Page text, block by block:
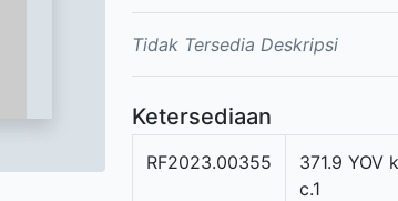
Tidak Tersedia Deskripsi
Ketersediaan
RF2023.00355
371.9 YOV k
c.1